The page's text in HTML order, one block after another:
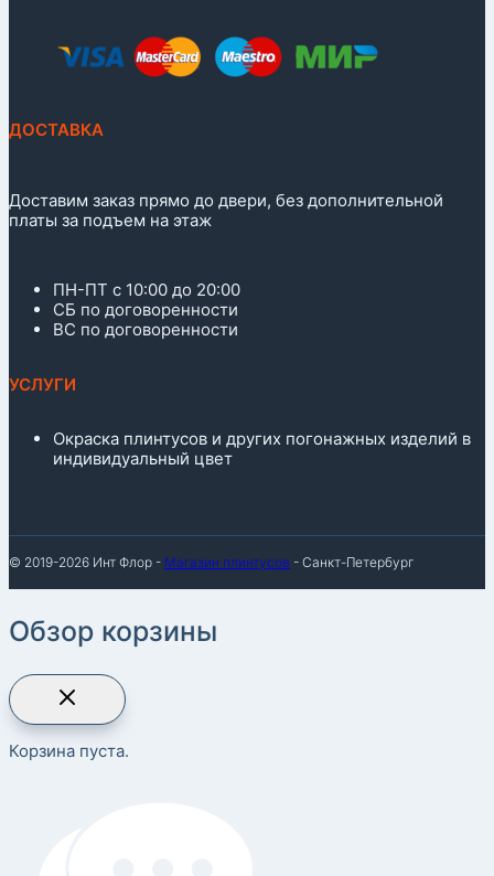
ДОСТАВКА
Доставим заказ прямо до двери, без дополнительной
платы за подъем на этаж
ПН-ПТ с 10:00 до 20:00
СБ по договоренности
ВС по договоренности
УСЛУГИ
Окраска плинтусов и других погонажных изделий в
индивидуальный цвет
© 2019-2026 Инт Флор - Магазин плинтусов - Санкт-Петербург
Обзор корзины
Корзина пуста.